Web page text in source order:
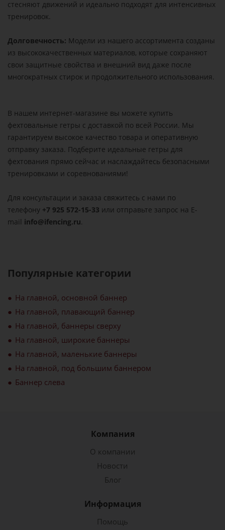
стесняют движений и идеально подходят для интенсивных
тренировок.
Долговечность: Модели из нашего ассортимента созданы
из высококачественных материалов, которые сохраняют
свои защитные свойства и внешний вид даже после
многократных стирок и продолжительного использования.
В нашем интернет-магазине вы можете купить
фехтовальные гетры с доставкой по всей России. Мы
гарантируем высокое качество товара и оперативную
отправку заказа. Подберите идеальные гетры для
фехтования прямо сейчас и наслаждайтесь безопасными
тренировками и соревнованиями!
Для консультации и заказа свяжитесь с нами по
телефону +7 925 572-15-33 или отправьте запрос на E-
mail info@ifencing.ru.
Популярные категории
На главной, основной баннер
На главной, плавающий баннер
На главной, баннеры сверху
На главной, широкие баннеры
На главной, маленькие баннеры
На главной, под большим баннером
Баннер слева
Компания
О компании
Новости
Блог
Информация
Помощь